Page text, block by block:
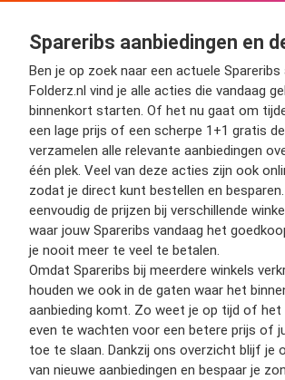
Spareribs aanbiedingen en
Ben je op zoek naar een actuele Spareribs
Folderz.nl vind je alle acties die vandaag
binnenkort starten. Of het nu gaat om
een lage prijs of een scherpe 1+1 gratis
verzamelen alle relevante aanbiedingen
één plek. Veel van deze acties zijn ook
zodat je direct kunt bestellen en
eenvoudig de prijzen bij verschillende
waar jouw Spareribs vandaag het
je nooit meer te veel te betalen.
Omdat Spareribs bij meerdere winkels
houden we ook in de gaten waar het
aanbieding komt. Zo weet je op tijd of het
even te wachten voor een betere prijs of
toe te slaan. Dankzij ons overzicht blijf je
van nieuwe aanbiedingen en bespaar je